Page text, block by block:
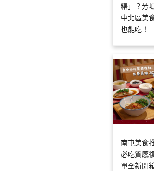
糬」？芳
中北區美
也能吃！
南屯美食
必吃質感
單全新開